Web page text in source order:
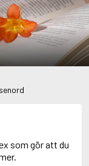
som gör att du